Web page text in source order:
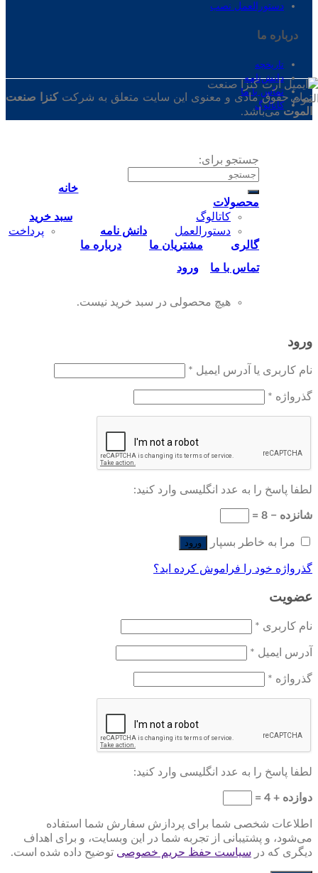
دستورالعمل نصب
درباره ‌ما
تاریخچه
دانش‌نامه
تماس‌ با‌ ما
کاتالوگ
تمام حقوق مادی و معنوی این سایت متعلق به شرکت کنزا صنعت
الموتمی‌باشد.
جستجو برای:
خانه
محصولات
کاتالوگ
دستورالعمل
دانش نامه
سبد خرید
پرداخت
گالری
مشتریان ما
درباره ما
تماس‌ با‌ ما
ورود
هیچ محصولی در سبد خرید نیست.
ورود
نام کاربری یا آدرس ایمیل *
گذرواژه *
لطفا پاسخ را به عدد انگلیسی وارد کنید:
شانزده − 8 =
مرا به خاطر بسپار ورود
گذرواژه خود را فراموش کرده اید؟
عضویت
نام کاربری *
آدرس ایمیل *
گذرواژه *
لطفا پاسخ را به عدد انگلیسی وارد کنید:
دوازده + 4 =
اطلاعات شخصی شما برای پردازش سفارش شما استفاده
می‌شود، و پشتیبانی از تجربه شما در این وبسایت، و برای اهداف
دیگری که در سیاست حفظ حریم خصوصی توضیح داده شده است.